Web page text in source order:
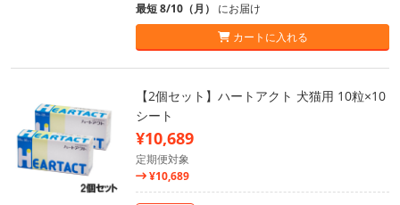
最短 8/10（月） にお届け
カートに入れる
【2個セット】ハートアクト 犬猫用 10粒×10
シート
¥10,689
定期便対象
¥10,689